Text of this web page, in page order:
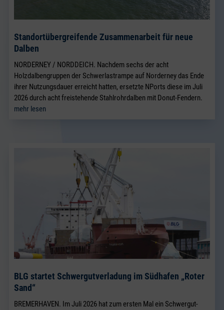
Standortübergreifende Zusammenarbeit für neue
Dalben
NORDERNEY / NORDDEICH. Nachdem sechs der acht
Holzdalbengruppen der Schwerlastrampe auf Norderney das Ende
ihrer Nutzungsdauer erreicht hatten, ersetzte NPorts diese im Juli
2026 durch acht freistehende Stahlrohrdalben mit Donut-Fendern.
mehr lesen
BLG startet Schwergutverladung im Südhafen „Roter
Sand“
BREMERHAVEN. Im Juli 2026 hat zum ersten Mal ein Schwergut-